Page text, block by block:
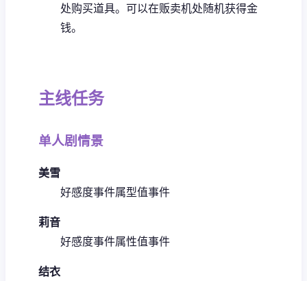
处购买道具。可以在贩卖机处随机获得金
钱。
主线任务
单人剧情景
美雪
好感度事件属型值事件
莉音
好感度事件属性值事件
结衣